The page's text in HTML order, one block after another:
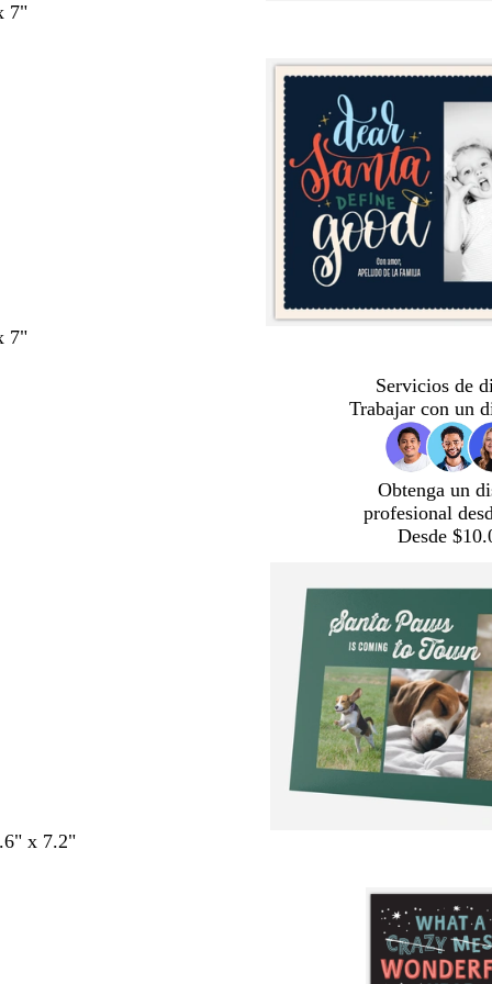
7"
7"
Servicios de
Trabajar con un
Obtenga un
profesional
Desde
x 7.2"